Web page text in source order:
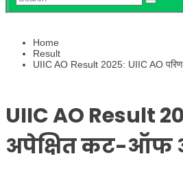
Home
Result
UIIC AO Result 2025: UIIC AO
UIIC AO Result
अपेक्षित कट-ऑफ